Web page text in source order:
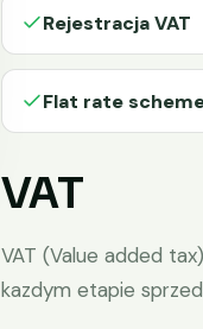
Rejestracja VAT
Flat rate
VAT
VAT (Value added
kazdym etapie